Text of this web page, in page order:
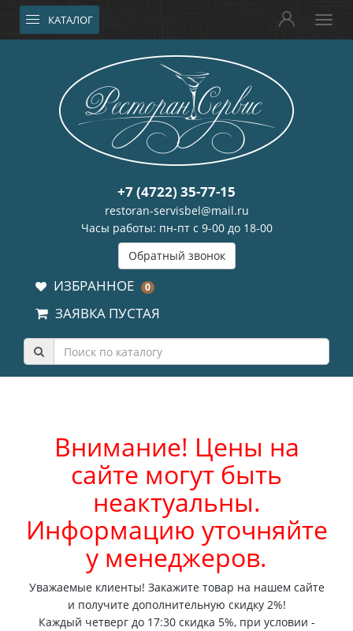
КАТАЛОГ
+7 (4722) 35-77-15
restoran-servisbel@mail.ru
Часы работы: пн-пт с 9-00 до 18-00
Обратный звонок
ИЗБРАННОЕ 0
ЗАЯВКА ПУСТАЯ
Внимание! Цены на
сайте могут быть
неактуальны.
Информацию уточняйте
у менеджеров.
Уважаемые клиенты! Закажите товар на нашем сайте
и получите дополнительную скидку 2%!
Каждый четверг до 17:30 скидка 5%, при условии -